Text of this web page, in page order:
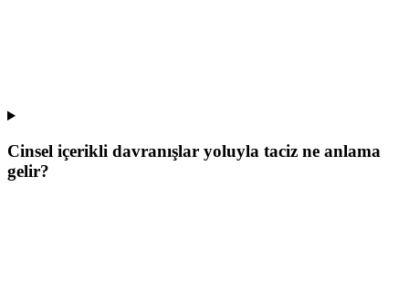
Cinsel içerikli davranışlar yoluyla taciz ne anlama
gelir?